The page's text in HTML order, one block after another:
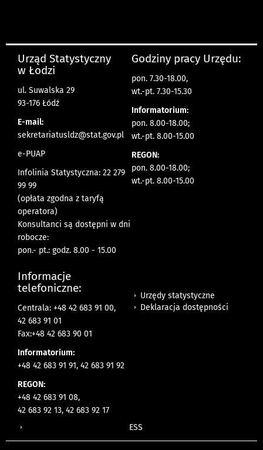
Urząd Statystyczny
w Łodzi
ul. Suwalska 29
93-176 Łódź
E-mail:
sekretariatusldz@stat.gov.pl
e-PUAP
Infolinia Statystyczna: 22 279
99 99
(opłata zgodna z taryfą
operatora)
Konsultanci są dostępni w dni
robocze:
pon.- pt.: godz. 8.00 - 15.00
Godziny pracy Urzędu:
pon. 7.30-18.00,
wt.-pt. 7.30-15.30
Informatorium:
pon. 8.00-18.00;
wt.-pt. 8.00-15.00
REGON:
pon. 8.00-18.00;
wt.-pt. 8.00-15.00
Informacje
telefoniczne:
Centrala: +48 42 683 91 00,
42 683 91 01
Fax:+48 42 683 90 01
Informatorium:
+48 42 683 91 91, 42 683 91 92
REGON:
+48 42 683 91 08,
42 683 92 13, 42 683 92 17
Urzędy statystyczne
Deklaracja dostępności
ESS